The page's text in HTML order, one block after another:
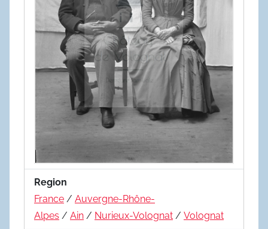
Region
France / Auvergne-Rhône-
Alpes / Ain / Nurieux-Volognat / Volognat